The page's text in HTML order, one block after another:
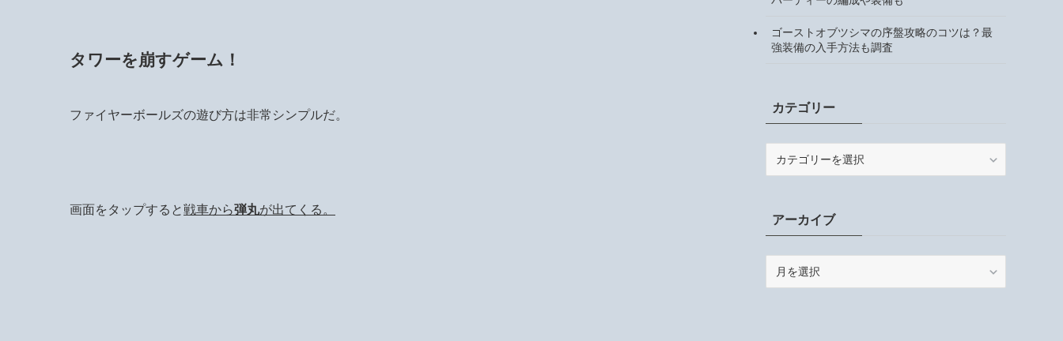
タワーを崩すゲーム！
ファイヤーボールズの遊び方は非常シンプルだ。
画面をタップすると戦車から弾丸が出てくる。
ゴーストオブツシマの序盤攻略のコツは？最
強装備の入手方法も調査
カテゴリー
ーアーカイブ